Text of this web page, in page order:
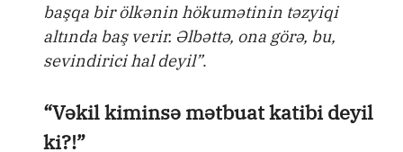
başqa bir ölkənin hökumətinin təzyiqi
altında baş verir. Əlbəttə, ona görə, bu,
sevindirici hal deyil”.
“Vəkil kiminsə mətbuat katibi deyil
ki?!”